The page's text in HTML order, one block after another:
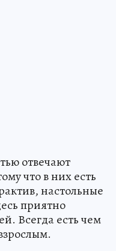
отвечают
что в них есть
настольные
приятно
Всегда есть чем